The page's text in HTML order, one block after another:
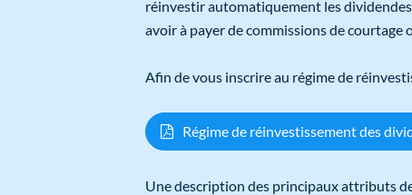
réinvestir automatiquement les dividendes
avoir à payer de commissions de courtage
Afin de vous inscrire au régime de
Régime de réinvestissement des
Une description des principaux attributs